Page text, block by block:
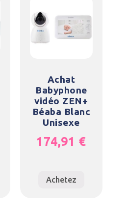
Achat
Babyphone
vidéo ZEN+
Béaba Blanc
Unisexe
174,91 €
Achetez